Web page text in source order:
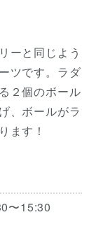
ーと同じよう
ツです。ラダ
２個のボール
、ボールがラ
ます！
〜15:30